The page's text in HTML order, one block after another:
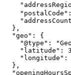
  },
  "geo": {
"@type":
"latitude":
"longitude":
  },